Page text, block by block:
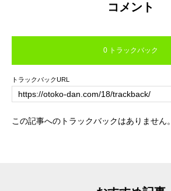
コメント
0 トラックバック
トラックバックURL
この記事へのトラックバックはありません。